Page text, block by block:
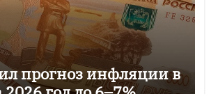
прогноз инфляции в